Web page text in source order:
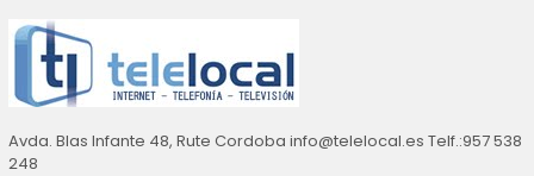
Avda. Blas Infante 48, Rute Cordoba info@telelocal.es Telf.:957 538
248